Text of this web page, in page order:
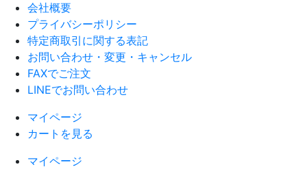
会社概要
プライバシーポリシー
特定商取引に関する表記
お問い合わせ・変更・キャンセル
FAXでご注文
LINEでお問い合わせ
マイページ
カートを見る
マイページ